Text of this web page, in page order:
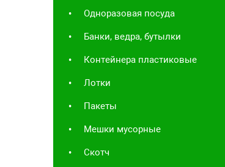
Одноразовая посуда
Банки, ведра, бутылки
Контейнера пластиковые
Лотки
Пакеты
Мешки мусорные
Скотч